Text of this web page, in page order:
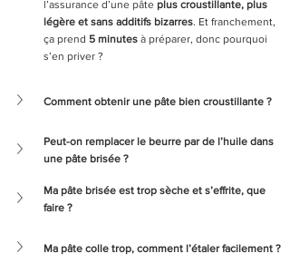
l’assurance d’une pâte plus croustillante, plus
légère et sans additifs bizarres. Et franchement,
ça prend 5 minutes à préparer, donc pourquoi
s’en priver ?
Comment obtenir une pâte bien croustillante ?
Peut-on remplacer le beurre par de l’huile dans
une pâte brisée ?
Ma pâte brisée est trop sèche et s’effrite, que
faire ?
Ma pâte colle trop, comment l’étaler facilement ?